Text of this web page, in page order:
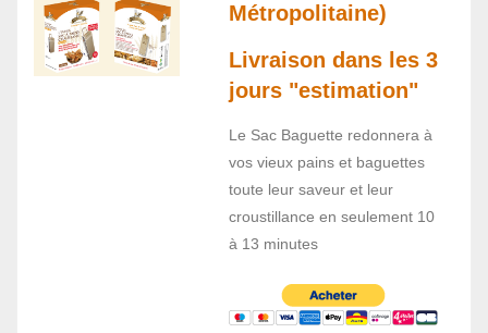
Métropolitaine)
Livraison dans les 3
jours "estimation"
Le Sac Baguette redonnera à
vos vieux pains et baguettes
toute leur saveur et leur
croustillance en seulement 10
à 13 minutes